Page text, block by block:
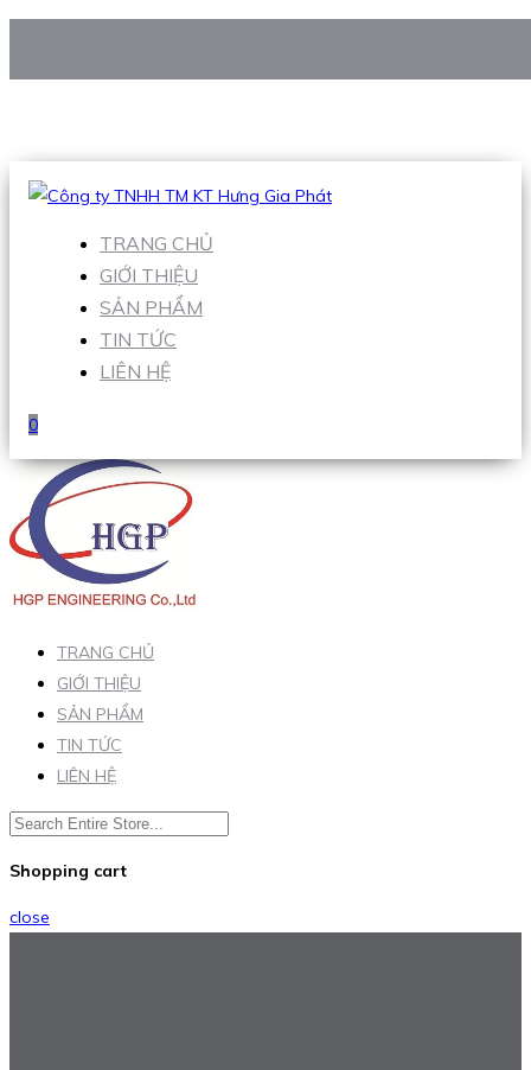
Hotline:0938 906 663
TRANG CHỦ
GIỚI THIỆU
SẢN PHẨM
TIN TỨC
LIÊN HỆ
0
TRANG CHỦ
GIỚI THIỆU
SẢN PHẨM
TIN TỨC
LIÊN HỆ
Shopping cart
close